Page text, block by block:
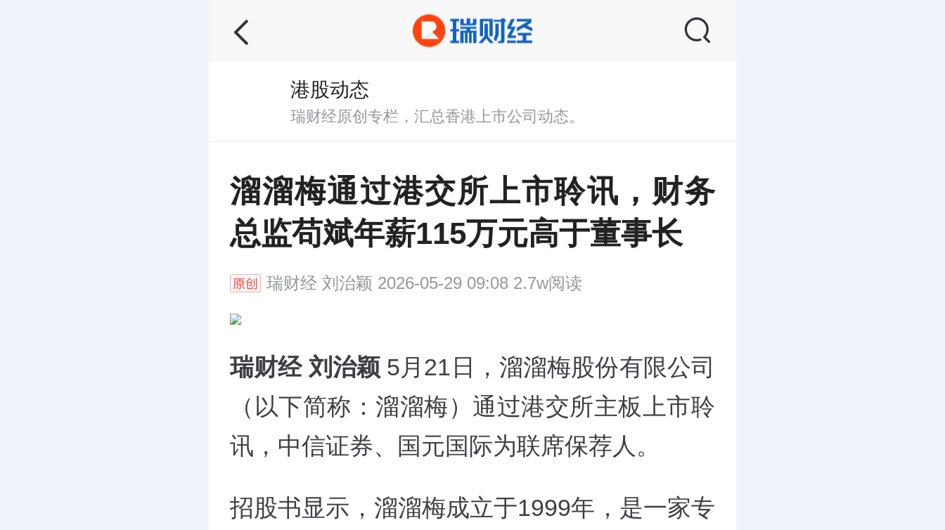
港股动态
瑞财经原创专栏，汇总香港上市公司动态。
溜溜梅通过港交所上市聆讯，财务
总监苟斌年薪115万元高于董事长
瑞财经 刘治颖 2026-05-29 09:08 2.7w阅读
瑞财经 刘治颖 5月21日，溜溜梅股份有限公司
（以下简称：溜溜梅）通过港交所主板上市聆
讯，中信证券、国元国际为联席保荐人。
招股书显示，溜溜梅成立于1999年，是一家专